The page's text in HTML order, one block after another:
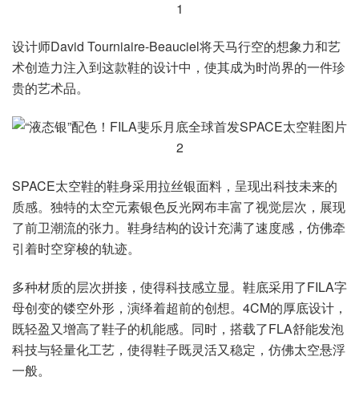
设计师David Tourniaire-Beauciel将天马行空的想象力和艺
术创造力注入到这款鞋的设计中，使其成为时尚界的一件珍
贵的艺术品。
SPACE太空鞋的鞋身采用拉丝银面料，呈现出科技未来的
质感。独特的太空元素银色反光网布丰富了视觉层次，展现
了前卫潮流的张力。鞋身结构的设计充满了速度感，仿佛牵
引着时空穿梭的轨迹。
多种材质的层次拼接，使得科技感立显。鞋底采用了FILA字
母创变的镂空外形，演绎着超前的创想。4CM的厚底设计，
既轻盈又增高了鞋子的机能感。同时，搭载了FLA舒能发泡
科技与轻量化工艺，使得鞋子既灵活又稳定，仿佛太空悬浮
一般。